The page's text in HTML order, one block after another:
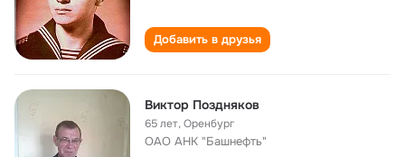
Добавить в друзья
Виктор Поздняков
65 лет,Оренбург
ОАО АНК "Башнефть"